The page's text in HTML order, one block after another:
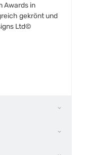
Awards in
gekrönt und
Ltd©